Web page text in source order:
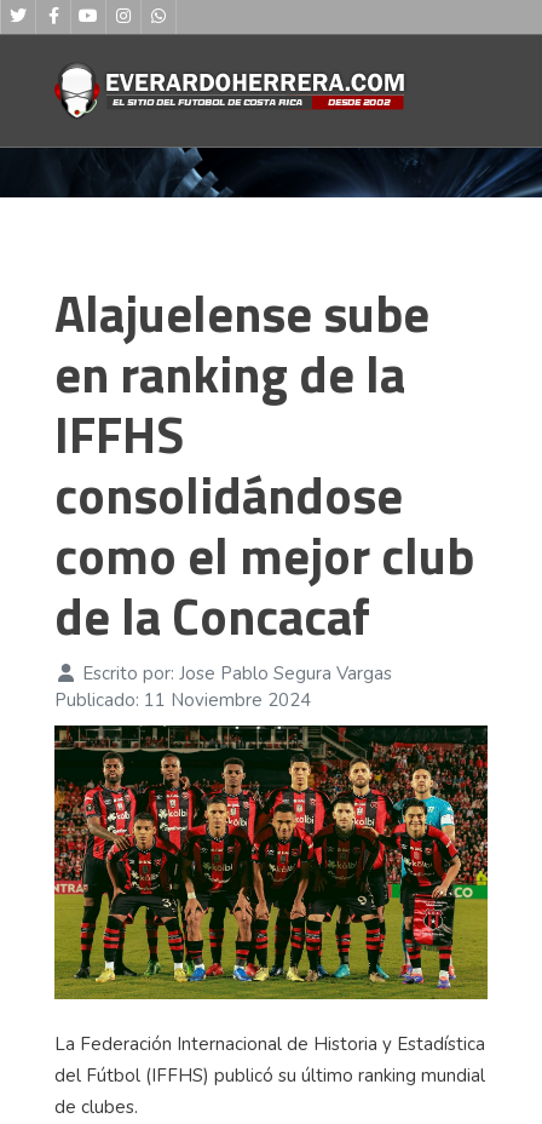
Alajuelense sube
en ranking de la
IFFHS
consolidándose
como el mejor club
de la Concacaf
Escrito por: Jose Pablo Segura Vargas
Publicado: 11 Noviembre 2024
La Federación Internacional de Historia y Estadística
del Fútbol (IFFHS) publicó su último ranking mundial
de clubes.